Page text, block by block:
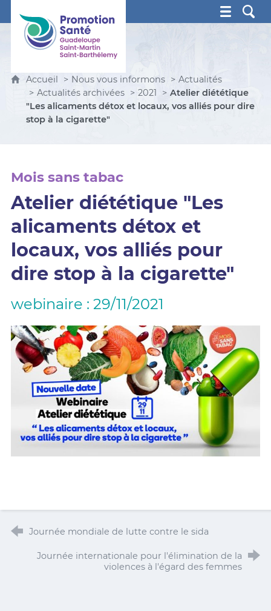
Promotion Santé Guadeloupe, Saint-Martin, Saint
Accueil Nous vous informons
Actualités
Actualités archivées
2021
Atelier diététique
"Les alicaments détox et locaux, vos alliés pour dire
stop à la cigarette"
Mois sans tabac
Atelier diététique "Les
alicaments détox et
locaux, vos alliés pour
dire stop à la cigarette"
webinaire : 29/11/2021
Journée mondiale de lutte contre le sida
Journée internationale pour l'élimination de la
violences à l'égard des femmes